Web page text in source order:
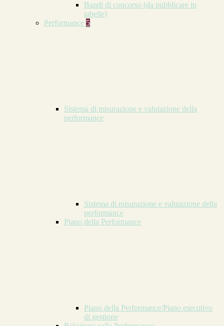
Bandi di concorso (da pubblicare in
tabelle)
Performance 5
Sistema di misurazione e valutazione della
performance
Sistema di misurazione e valutazione della
performance
Piano della Performance
Piano della Performance/Piano esecutivo
di gestione